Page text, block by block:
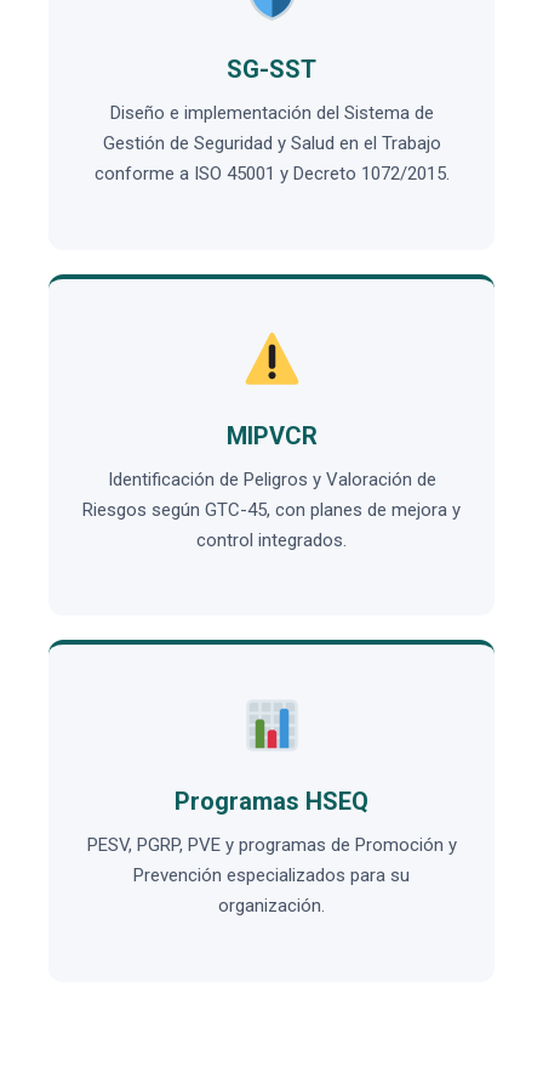
SG-SST
Diseño e implementación del Sistema de
Gestión de Seguridad y Salud en el Trabajo
conforme a ISO 45001 y Decreto 1072/2015.
MIPVCR
Identificación de Peligros y Valoración de
Riesgos según GTC-45, con planes de mejora y
control integrados.
Programas HSEQ
PESV, PGRP, PVE y programas de Promoción y
Prevención especializados para su
organización.